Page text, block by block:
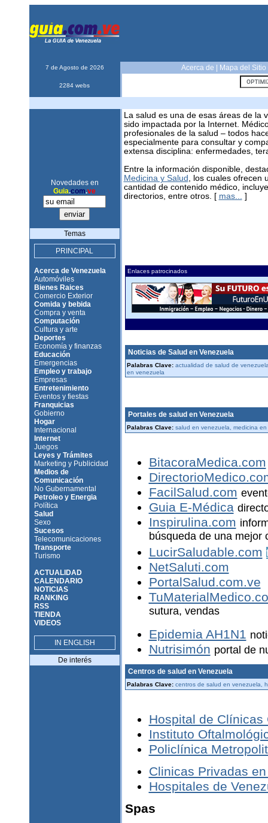
7 de Agosto de 2026 Acerca de Mapa del Sitio
2284 webs
Novedades en
Guia.com.ve
Temas
PRINCIPAL
Acerca de Venezuela
Automóviles
Bienes Raices
Comercio Exterior
Comida y bebida
Compra y venta
Computación
Cultura y arte
Deportes
Economía y finanzas
Educación
Emergencias
Empleo y trabajo
Empresas
Entretenimiento
Eventos y fiestas
Franquicias
Gobierno
Hogar
Internacional
Internet
Juegos
Leyes y Trámites
Marketing y Publicidad
Medios de
Comunicación
No Gubernamental
Petroleo y Energia
Política
Salud
Sexo
Sucesos
Telecomunicaciones
Transporte
Turismo
ACTUALIDAD
CALENDARIO
NOTICIAS
RANKING
RSS
TIENDA
VIDEOS
IN ENGLISH
De interés
La salud es una de esas áreas de la
sido impactada por la Internet.
profesionales de la salud – todos
especialmente para consultar y
extensa disciplina: enfermedades,
Entre la información disponible,
Medicina y Salud , los cuales ofrecen
cantidad de contenido médico,
directorios, entre otros. [ mas... ]
Enlaces patrocinados
Noticias de Salud en Venezuela
Palabras Clave: actualidad de salud de
en venezuela
Portales de salud en Venezuela
Palabras Clave: salud en venezuela, medicina
BitacoraMedica.com
FacilSalud.com
Guia E-Médica
Inspirulina.com
búsqueda de una mejor
LucirSaludable.com
NetSaluti.com
PortalSalud.com.ve
sutura, vendas
Epidemia AH1N1
Nutrisimón portal de
Centros de salud en Venezuela
Palabras Clave: centros de salud en venezuela,
Hospital de Clínicas
Instituto
Policlínica
Clinicas Privadas
Hospitales de
Spas